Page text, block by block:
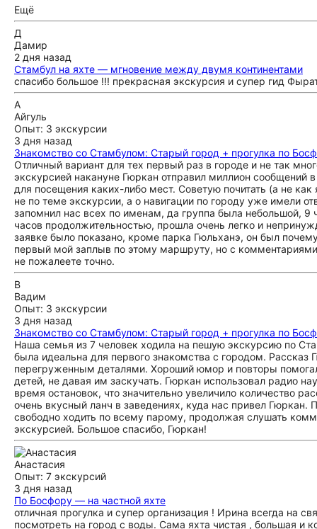
Ещё
Д
Дамир
2 дня назад
Стамбул на яхте — мгновение между двумя континентами
спасибо большое !!! прекрасная экскурсия и супер гид
А
Айгуль
Опыт: 3 экскурсии
3 дня назад
Знакомство со Стамбулом: Старый город + прогулка по
Отличный вариант для тех первый раз в городе и не так
экскурсией накануне Гюркан отправил миллион
для посещения каких-либо мест. Советую почитать (а не
не по теме экскурсии, а о навигации по городу уже имели
запомнил нас всех по именам, да группа была небольшой, 9
часов продолжительностью, прошла очень легко и
заявке было показано, кроме парка Гюльханэ, он был
первый мой заплыв по этому маршруту, но с
не пожалеете точно.
В
Вадим
Опыт: 3 экскурсии
3 дня назад
Знакомство со Стамбулом: Старый город + прогулка по
Наша семья из 7 человек ходила на пешую экскурсию по
была идеальна для первого знакомства с городом.
перегруженным деталями. Хороший юмор и повторы
детей, не давая им заскучать. Гюркан использовал радио
время остановок, что значительно увеличило количество
очень вкусный ланч в заведениях, куда нас привел
свободно ходить по всему парому, продолжая слушать
экскурсией. Большое спасибо, Гюркан!
Анастасия
Опыт: 7 экскурсий
3 дня назад
По Босфору — на частной яхте
отличная прогулка и супер организация ! Ирина всегда на
посмотреть на город с воды. Сама яхта чистая , большая и